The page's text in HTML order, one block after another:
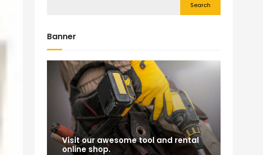
Search
Banner
Visit our awesome tool and rental
online shop.